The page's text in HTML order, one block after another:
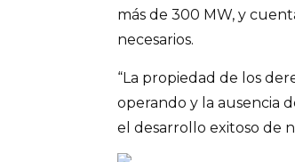
más de 300 MW, y
necesarios.
“La propiedad de los
operando y la ausencia
el desarrollo exitoso de